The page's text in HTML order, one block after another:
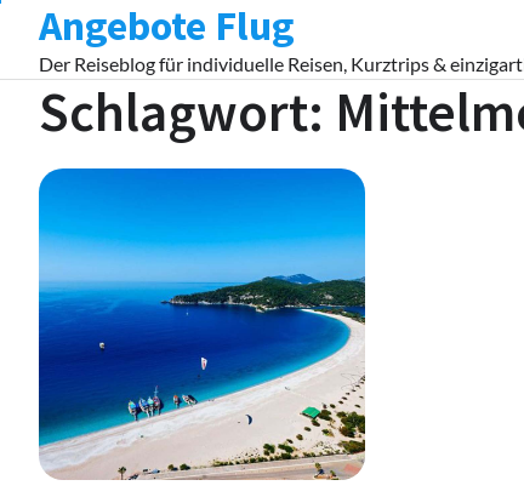
content
Angebote Flug
Der Reiseblog für individuelle Reisen, Kurztrips &
Schlagwort: